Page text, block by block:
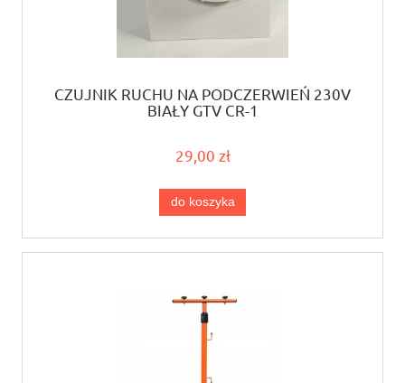
CZUJNIK RUCHU NA PODCZERWIEŃ 230V
BIAŁY GTV CR-1
29,00 zł
do koszyka